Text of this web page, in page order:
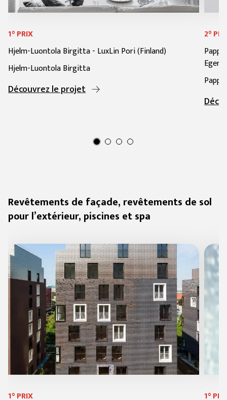
1° PRIX
Hjelm-Luontola Birgitta- LuxLin Pori (Finland)
Hjelm-Luontola Birgitta
Découvrez le projet
2°
Papp
Papp
Revêtements de façade, revêtements de sol
pour l’extérieur, piscines et spa
1° PRIX 1°